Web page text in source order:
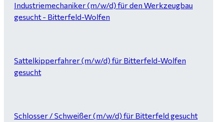
Industriemechaniker (m/w/d) für den Werkzeugbau
gesucht - Bitterfeld-Wolfen
Sattelkipperfahrer (m/w/d) für Bitterfeld-Wolfen
gesucht
Schlosser / Schweißer (m/w/d) für Bitterfeld gesucht